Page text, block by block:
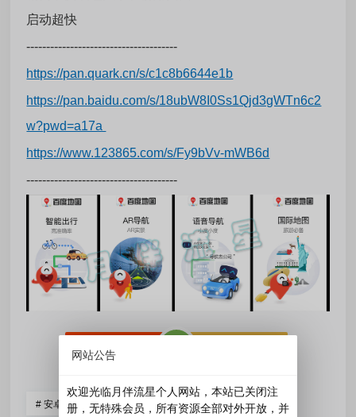
启动超快
--------------------------------------
https://pan.quark.cn/s/c1c8b6644e1b
https://pan.baidu.com/s/18ubW8I0Ss1Qjd3gWTn6c2
w?pwd=a17a
https://www.123865.com/s/Fy9bVv-mWB6d
--------------------------------------
# 安卓应用
网站公告
欢迎光临月伴流星个人网站，本站已关闭注
册，无特殊会员，所有资源全部对外开放，并